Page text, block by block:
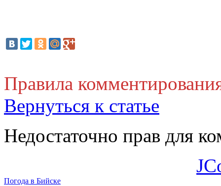
Правила
Вернуться к статье
Недостаточно прав для
Погода в Бийске